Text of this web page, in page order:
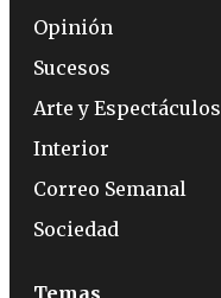
Opinión
Sucesos
Arte y Espectáculos
Interior
Correo Semanal
Sociedad
Temas